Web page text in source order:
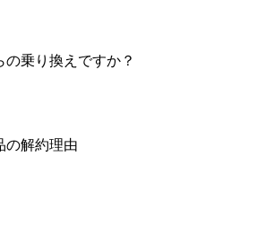
乗り換えですか？
の解約理由